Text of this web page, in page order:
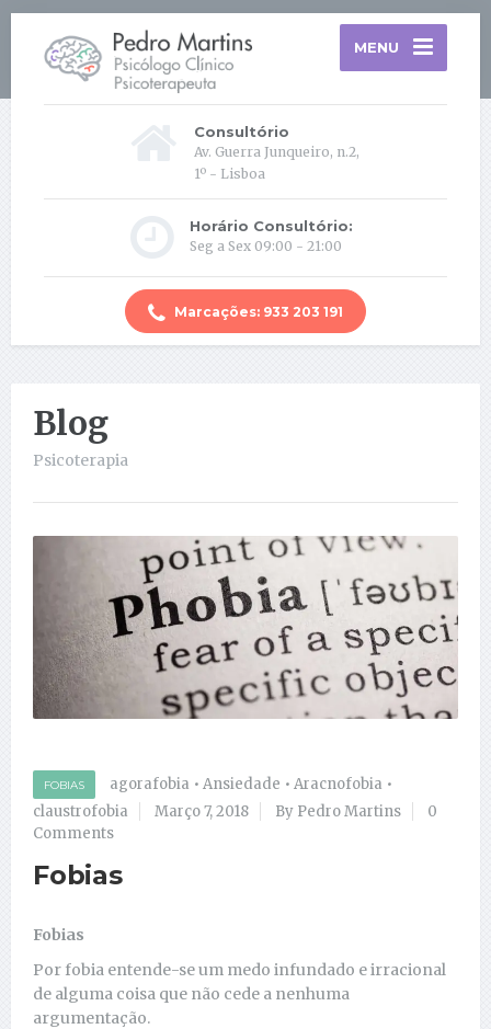
MENU
Consultório
Av. Guerra Junqueiro, n.2,
1º - Lisboa
Horário Consultório:
Seg a Sex 09:00 - 21:00
Marcações: 933 203 191
Blog
Psicoterapia
FOBIAS agorafobia • Ansiedade • Aracnofobia •
claustrofobia
Março 7, 2018 By Pedro Martins
0
Comments
Fobias
Fobias
Por fobia entende-se um medo infundado e irracional
de alguma coisa que não cede a nenhuma
argumentação.